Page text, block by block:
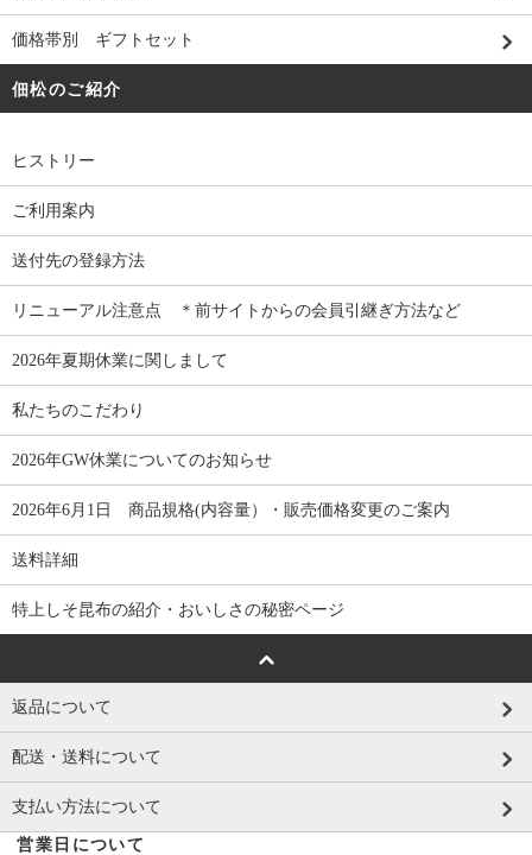
価格帯別 ギフトセット
佃松のご紹介
ヒストリー
ご利用案内
送付先の登録方法
リニューアル注意点 ＊前サイトからの会員引継ぎ方法など
2026年夏期休業に関しまして
私たちのこだわり
2026年GW休業についてのお知らせ
2026年6月1日 商品規格(内容量）・販売価格変更のご案内
送料詳細
特上しそ昆布の紹介・おいしさの秘密ページ
返品について
配送・送料について
支払い方法について
営業日について